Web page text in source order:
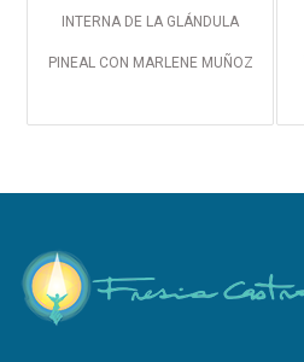
INTERNA DE LA GLÁNDULA
PINEAL CON MARLENE MUÑOZ